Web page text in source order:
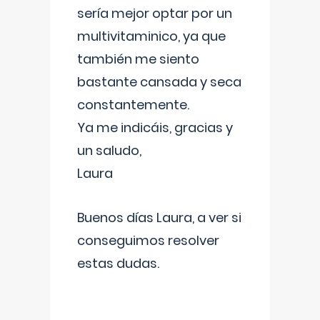
sería mejor optar por un
multivitaminico, ya que
también me siento
bastante cansada y seca
constantemente.
Ya me indicáis, gracias y
un saludo,
Laura
Buenos días Laura, a ver si
conseguimos resolver
estas dudas.